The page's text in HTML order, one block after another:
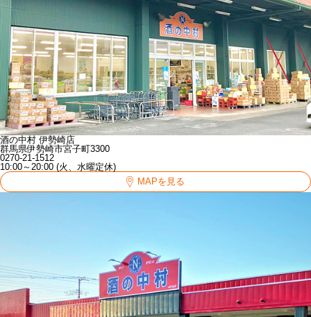
酒の中村 伊勢崎店
群馬県伊勢崎市宮子町3300
0270-21-1512
10:00～20:00 (火、水曜定休)
MAPを見る